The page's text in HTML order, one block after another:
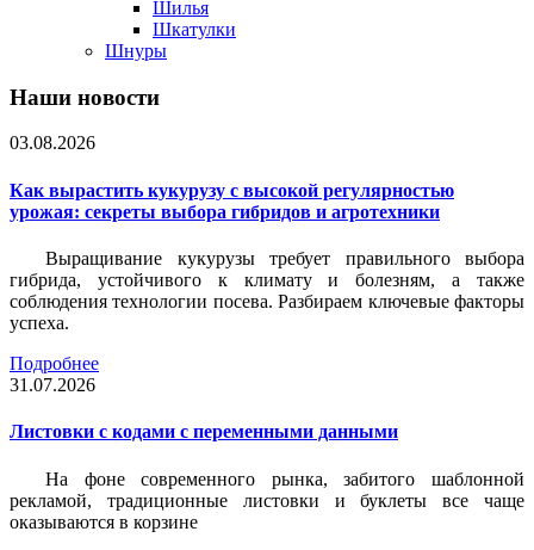
Шилья
Шкатулки
Шнуры
Наши новости
03.08.2026
Как вырастить кукурузу с высокой регулярностью
урожая: секреты выбора гибридов и агротехники
Выращивание кукурузы требует правильного выбора
гибрида, устойчивого к климату и болезням, а также
соблюдения технологии посева. Разбираем ключевые факторы
успеха.
Подробнее
31.07.2026
Листовки c кодами с переменными данными
На фоне современного рынка, забитого шаблонной
рекламой, традиционные листовки и буклеты все чаще
оказываются в корзине